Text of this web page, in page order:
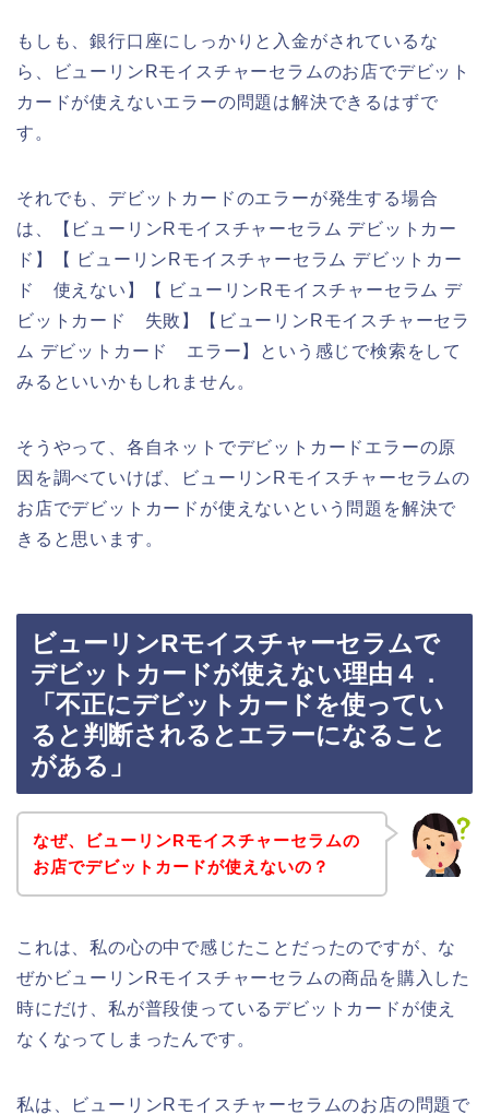
もしも、銀行口座にしっかりと入金がされているな
ら、ビューリンRモイスチャーセラムのお店でデビット
カードが使えないエラーの問題は解決できるはずで
す。
それでも、デビットカードのエラーが発生する場合
は、【ビューリンRモイスチャーセラム デビットカー
ド】【 ビューリンRモイスチャーセラム デビットカー
ド 使えない】【 ビューリンRモイスチャーセラム デ
ビットカード 失敗】【ビューリンRモイスチャーセラ
ム デビットカード エラー】という感じで検索をして
みるといいかもしれません。
そうやって、各自ネットでデビットカードエラーの原
因を調べていけば、ビューリンRモイスチャーセラムの
お店でデビットカードが使えないという問題を解決で
きると思います。
ビューリンRモイスチャーセラムで
デビットカードが使えない理由４．
「不正にデビットカードを使ってい
ると判断されるとエラーになること
がある」
なぜ、ビューリンRモイスチャーセラムの
お店でデビットカードが使えないの？
これは、私の心の中で感じたことだったのですが、な
ぜかビューリンRモイスチャーセラムの商品を購入した
時にだけ、私が普段使っているデビットカードが使え
なくなってしまったんです。
私は、ビューリンRモイスチャーセラムのお店の問題で